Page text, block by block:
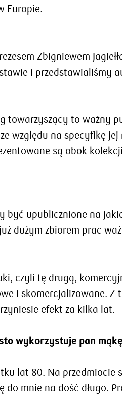
Europie.
Zbigniewem
i przedstawialiśmy
towarzyszący to ważny
względu na specyfikę
są obok
być upublicznione na
dużym zbiorem prac
czyli tę drugą,
i skomercjalizowane. Z
efekt za kilka lat.
wykorzystuje pan
lat 80. Na przedmiocie
do mnie na dość długo.